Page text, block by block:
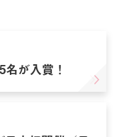
が入賞！